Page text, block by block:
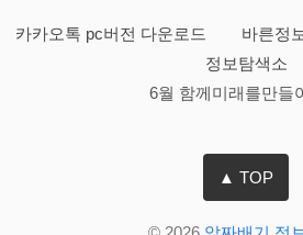
카카오톡 pc버전 다운로드 바른정
정보탐색소
6월 함께미래를만들
▲ TOP